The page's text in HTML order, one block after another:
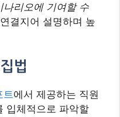
나리오에 기여할 수
결지어 설명하며 높
법
트에서 제공하는 직원
입체적으로 파악할